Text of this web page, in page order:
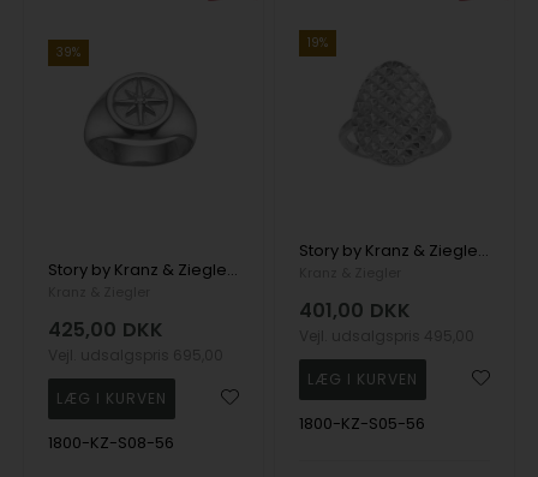
39%
Story by Kranz & Ziegler sterling sølv Star of the Night Signet fingerring med 1 zirkoniaStory by Kranz & Ziegler sterling sølv Enjoy Today fingerring, ringmål 56
425,00 DKK
1800-KZ-S08-56
19%
Story by Kranz & Ziegler sterling sølv Enjoy Today fingerring, ringmål 56
401,00 DKK
1800-KZ-S05-56